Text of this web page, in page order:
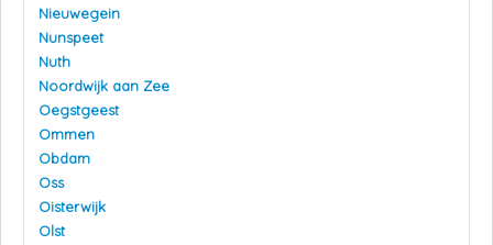
Nieuwegein
Nunspeet
Nuth
Noordwijk aan Zee
Oegstgeest
Ommen
Obdam
Oss
Oisterwijk
Olst